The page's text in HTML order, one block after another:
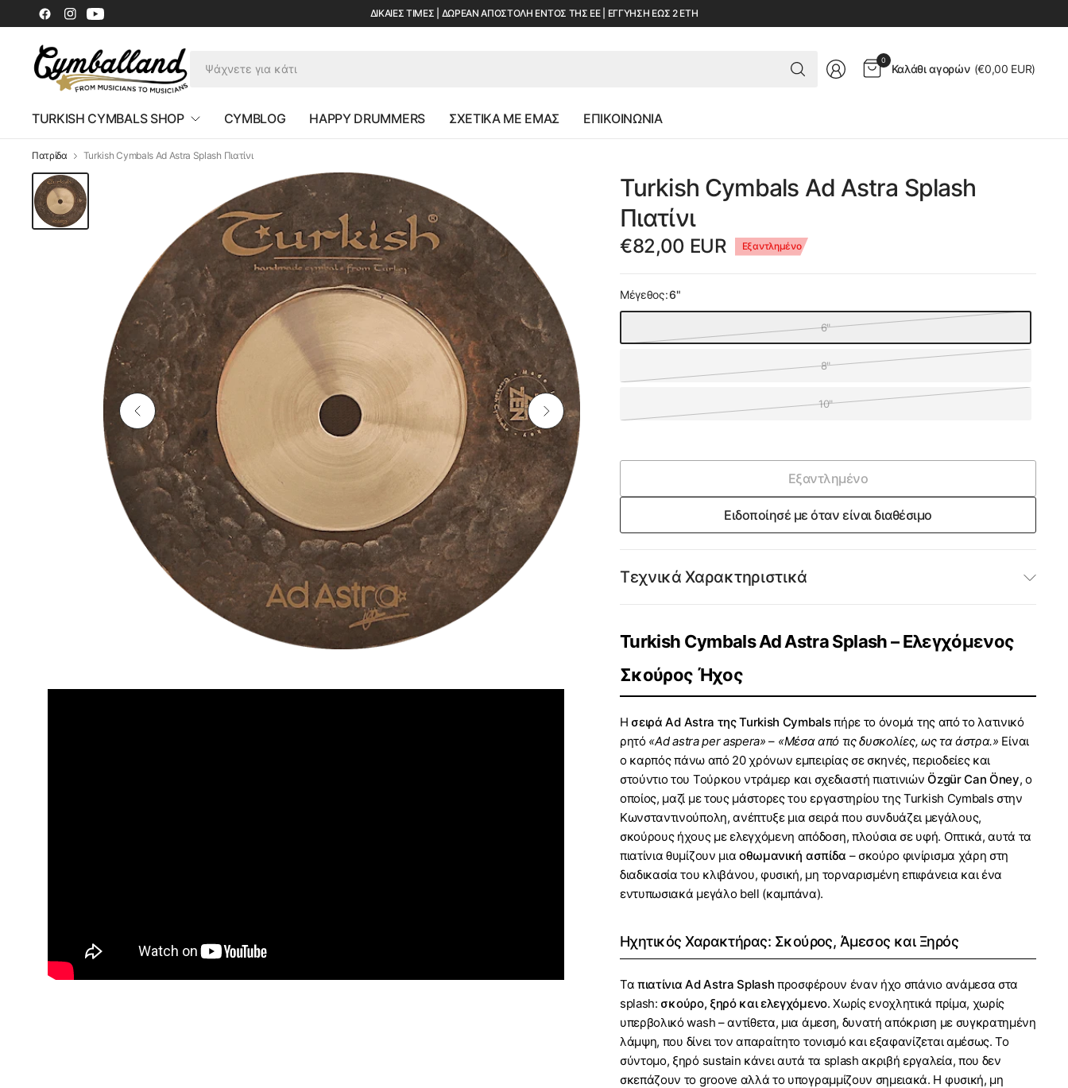
ΔΙΚΑΙΕΣ ΤΙΜΕΣ | ΔΩΡΕΑΝ ΑΠΟΣΤΟΛΗ ΕΝΤΟΣ ΤΗΣ ΕΕ | ΕΓΓΥΗΣΗ ΕΩΣ 2 ΕΤΗ
Ψάχνετε
για
0
Καλάθι αγορών (€0,00 EUR)
TURKISH CYMBALS SHOP CYMBLOG HAPPY DRUMMERS ΣΧΕΤΙΚΑ ΜΕ ΕΜΑΣ ΕΠΙΚΟΙΝΩΝΙΑ
Πατρίδα Turkish Cymbals Ad Astra Splash Πιατίνι
Turkish Cymbals Ad Astra Splash
Πιατίνι
€82,00 EUR Εξαντλημένο
Μέγεθος:6"
6"
8"
10"
Εξαντλημένο
Ειδοποίησέ με όταν είναι διαθέσιμο
Τεχνικά Χαρακτηριστικά
Turkish Cymbals Ad Astra Splash – Ελεγχόμενος
Σκούρος Ήχος
Η σειρά Ad Astra της Turkish Cymbalsπήρε το όνομά της από το λατινικό
ρητό «Ad astra per aspera» – «Μέσα από τις δυσκολίες, ως τα άστρα.» Είναι
ο καρπός πάνω από 20 χρόνων εμπειρίας σε σκηνές, περιοδείες και
στούντιο του Τούρκου ντράμερ και σχεδιαστή πιατινιώνÖzgür Can Öney, ο
οποίος, μαζί με τους μάστορες του εργαστηρίου της Turkish Cymbals στην
Κωνσταντινούπολη, ανέπτυξε μια σειρά που συνδυάζει μεγάλους,
σκούρους ήχους με ελεγχόμενη απόδοση, πλούσια σε υφή. Οπτικά, αυτά τα
πιατίνια θυμίζουν μιαοθωμανική ασπίδα – σκούρο φινίρισμα χάρη στη
διαδικασία του κλιβάνου, φυσική, μη τορναρισμένη επιφάνεια και ένα
εντυπωσιακά μεγάλο bell (καμπάνα).
Ηχητικός Χαρακτήρας: Σκούρος, Άμεσος και Ξηρός
Ταπιατίνια Ad Astra Splash προσφέρουν έναν ήχο σπάνιο ανάμεσα στα
splash: σκούρο, ξηρό και ελεγχόμενο. Χωρίς ενοχλητικά πρίμα, χωρίς
υπερβολικό wash – αντίθετα, μια άμεση, δυνατή απόκριση με συγκρατημένη
λάμψη, που δίνει τον απαραίτητο τονισμό και εξαφανίζεται αμέσως. Το
σύντομο, ξηρό sustain κάνει αυτά τα splash ακριβή εργαλεία, που δεν
σκεπάζουν το groove αλλά το υπογραμμίζουν σημειακά. Η φυσική, μη